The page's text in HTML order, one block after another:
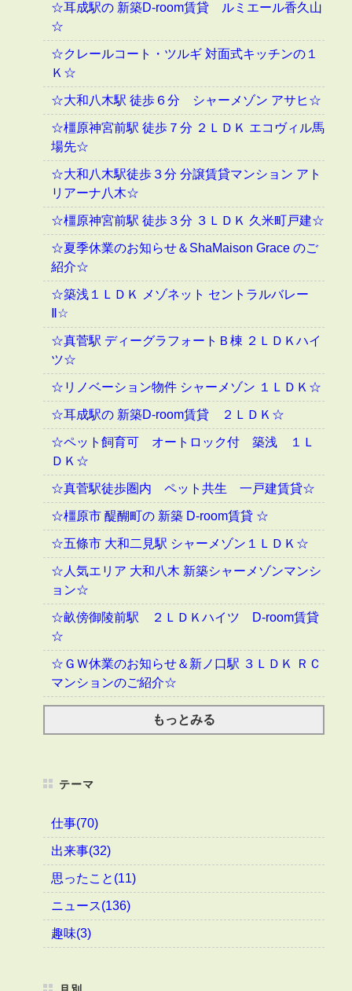
☆耳成駅の 新築D-room賃貸 ルミエール香久山
☆
☆クレールコート・ツルギ 対面式キッチンの１
Ｋ☆
☆大和八木駅 徒歩６分 シャーメゾン アサヒ☆
☆橿原神宮前駅 徒歩７分 ２ＬＤＫ エコヴィル馬
場先☆
☆大和八木駅徒歩３分 分譲賃貸マンション アト
リアーナ八木☆
☆橿原神宮前駅 徒歩３分 ３ＬＤＫ 久米町戸建☆
☆夏季休業のお知らせ＆ShaMaison Grace のご
紹介☆
☆築浅１ＬＤＫ メゾネット セントラルバレー
Ⅱ☆
☆真菅駅 ディーグラフォートＢ棟 ２ＬＤＫハイ
ツ☆
☆リノベーション物件 シャーメゾン １ＬＤＫ☆
☆耳成駅の 新築D-room賃貸 ２ＬＤＫ☆
☆ペット飼育可 オートロック付 築浅 １Ｌ
ＤＫ☆
☆真菅駅徒歩圏内 ペット共生 一戸建賃貸☆
☆橿原市 醍醐町の 新築 D-room賃貸 ☆
☆五條市 大和二見駅 シャーメゾン１ＬＤＫ☆
☆人気エリア 大和八木 新築シャーメゾンマンシ
ョン☆
☆畝傍御陵前駅 ２ＬＤＫハイツ D-room賃貸
☆
☆ＧＷ休業のお知らせ＆新ノ口駅 ３ＬＤＫ ＲＣ
マンションのご紹介☆
もっとみる
テーマ
仕事(70)
出来事(32)
思ったこと(11)
ニュース(136)
趣味(3)